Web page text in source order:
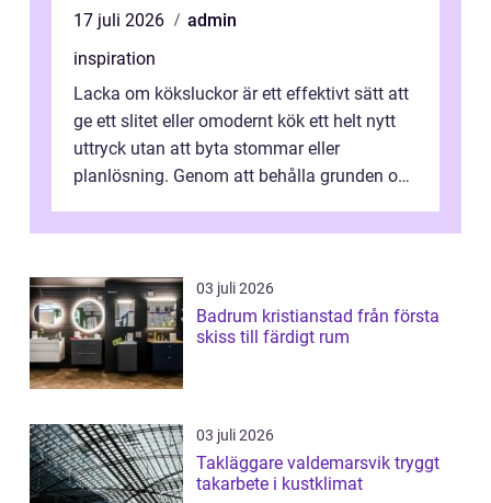
17 juli 2026
admin
inspiration
Lacka om köksluckor är ett effektivt sätt att
ge ett slitet eller omodernt kök ett helt nytt
uttryck utan att byta stommar eller
planlösning. Genom att behålla grunden och
03 juli 2026
Badrum kristianstad från första
skiss till färdigt rum
03 juli 2026
Takläggare valdemarsvik tryggt
takarbete i kustklimat